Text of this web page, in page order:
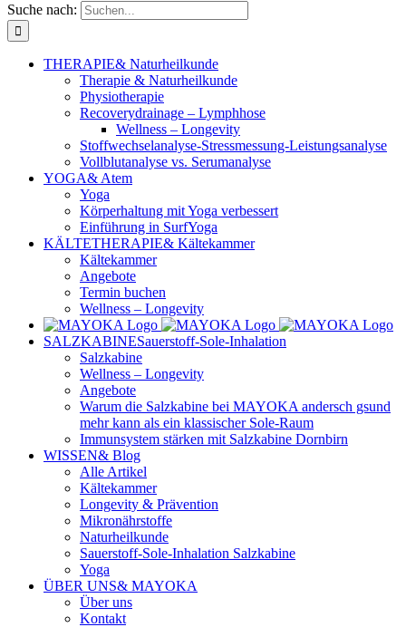
Suche nach:
THERAPIE& Naturheilkunde
Therapie & Naturheilkunde
Physiotherapie
Recoverydrainage – Lymphhose
Wellness – Longevity
Stoffwechselanalyse-Stressmessung-Leistungsanalyse
Vollblutanalyse vs. Serumanalyse
YOGA& Atem
Yoga
Körperhaltung mit Yoga verbessert
Einführung in SurfYoga
KÄLTETHERAPIE& Kältekammer
Kältekammer
Angebote
Termin buchen
Wellness – Longevity
SALZKABINESauerstoff-Sole-Inhalation
Salzkabine
Wellness – Longevity
Angebote
Warum die Salzkabine bei MAYOKA andersch gsund
mehr kann als ein klassischer Sole-Raum
Immunsystem stärken mit Salzkabine Dornbirn
WISSEN& Blog
Alle Artikel
Kältekammer
Longevity & Prävention
Mikronährstoffe
Naturheilkunde
Sauerstoff-Sole-Inhalation Salzkabine
Yoga
ÜBER UNS& MAYOKA
Über uns
Kontakt